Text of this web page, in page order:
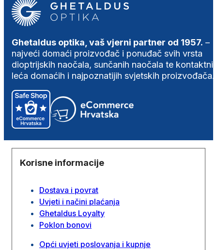
Ghetaldus optika, vaš vjerni partner od 1957. –
najveći domaći proizvođač i ponuđač svih vrsta
dioptrijskih naočala, sunčanih naočala te
leća domaćih i najpoznatijih svjetskih proizvođača.
Korisne informacije
Dostava i povrat
Uvjeti i načini plaćanja
Ghetaldus Loyalty
Poklon bonovi
Opći uvjeti poslovanja i kupnje